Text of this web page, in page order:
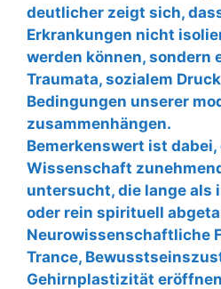
deutlicher zeigt sich,
Erkrankungen nicht
werden können, sondern
Traumata, sozialem
Bedingungen unserer
zusammenhängen.
Bemerkenswert ist dabei,
Wissenschaft
untersucht, die lange als
oder rein spirituell
Neurowissenschaftliche
Trance,
Gehirnplastizität